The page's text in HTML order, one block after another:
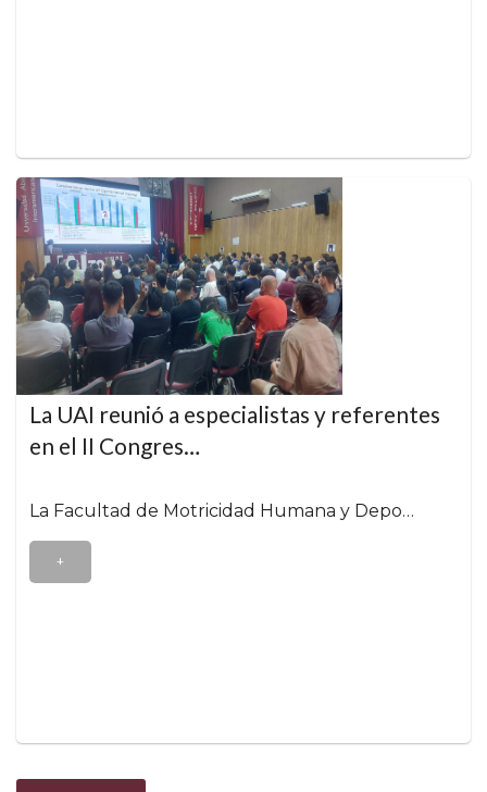
La UAI reunió a especialistas y referentes
en el II Congres…
La Facultad de Motricidad Humana y Depo…
+